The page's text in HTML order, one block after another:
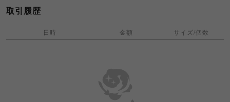
取引履歴
日時 金額 サイズ/個数